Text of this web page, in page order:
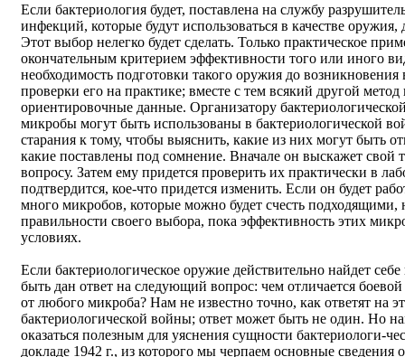
Если бактериология будет, поставлена на службу
инфекций, которые будут использоваться в качестве
Этот выбор нелегко будет сделать. Только практическое
окончательным критерием эффективности того или иного
необходимость подготовки такого оружия до
проверки его на практике; вместе с тем всякий другой
ориентировочные данные. Организатору
микробы могут быть использованы в бактериологической
старания к тому, чтобы выяснить, какие из них могут быть
какие поставлены под сомнение. Вначале он выскажет свой
вопросу. Затем ему придется проверить их практически в
подтвердится, кое-что придется изменить. Если он будет
много микробов, которые можно будет счесть подходящими,
правильности своего выбора, пока эффективность этих
условиях.
Если бактериологическое оружие действительно найдет
быть дан ответ на следующий вопрос: чем отличается
от любого микроба? Нам не известно точно, как ответят на
бактериологической войны; ответ может быть не один. Но
оказаться полезным для уяснения сущности бактериологи-
докладе 1942 г., из которого мы черпаем основные сведения